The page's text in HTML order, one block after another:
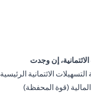
إن وجدت
الائتمانية الرئيسية
(قوة المحفظة)
(opens in a new tab)